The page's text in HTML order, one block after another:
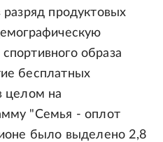
продуктовых
образа
бесплатных
целом на
"Семья - оплот
было выделено 2,8